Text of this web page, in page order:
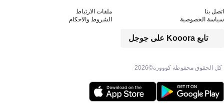
كل الحقوق محفوظة كووورة©2026
تابع Kooora على جوجل
اتصل بنا
ملفات الارتباط
سياسة الخصوصية
الشروط والاحكام